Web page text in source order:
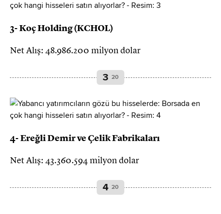
3- Koç Holding (KCHOL)
Net Alış: 48.986.200 milyon dolar
3 20
4- Ereğli Demir ve Çelik Fabrikaları
Net Alış: 43.360.594 milyon dolar
4 20